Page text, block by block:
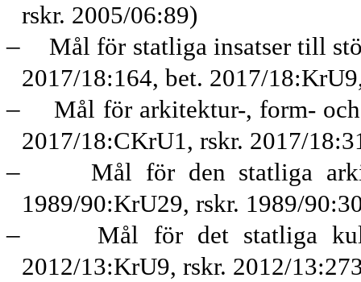
rskr. 2005/06:89)
–
Mål för statliga insatser till
2017/18:164, bet. 2017/
–
Mål för arkitektur-, form-
2017/18:CKrU1, rskr. 2017/
–
Mål för den statliga
1989/90:KrU29, rskr. 1989/
–
Mål för det statliga
2012/13:KrU9, rskr. 2012/